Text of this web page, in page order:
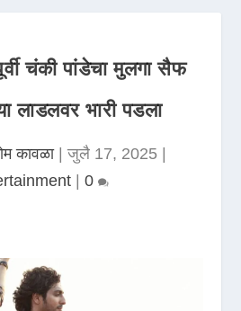
चंकी पांडेचा मुलगा सैफ
लाडलवर भारी पडला
कावळा|जुलै 17, 2025|
0